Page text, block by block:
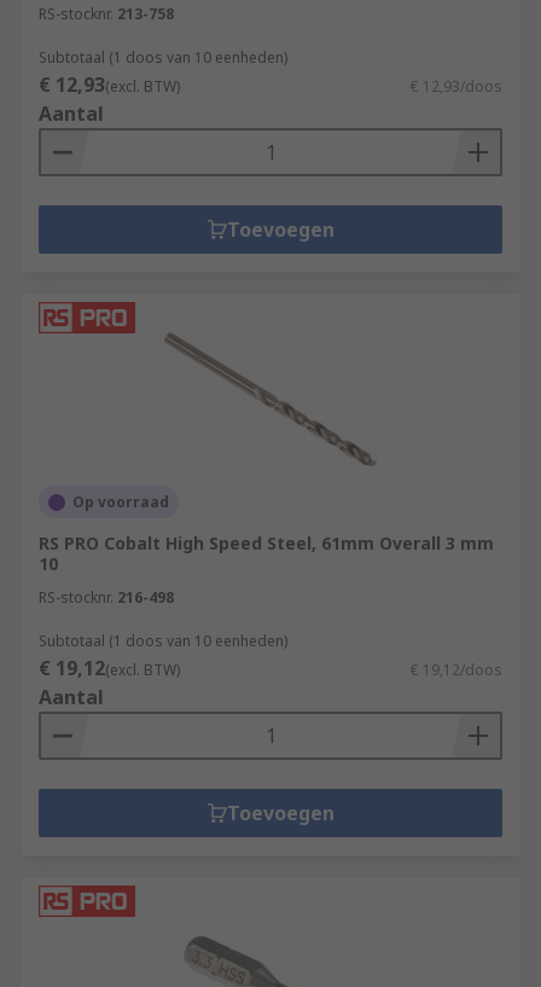
RS-stocknr. 213-758
Subtotaal (1 doos van 10 eenheden)
€ 12,93(excl. BTW) € 12,93/doos
Aantal
Toevoegen
Op voorraad
RS PRO Cobalt High Speed Steel, 61mm Overall 3 mm
10
RS-stocknr. 216-498
Subtotaal (1 doos van 10 eenheden)
€ 19,12(excl. BTW) € 19,12/doos
Aantal
Toevoegen